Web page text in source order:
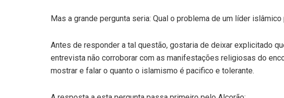
Mas a grande pergunta seria: Qual o problema de um líder
Antes de responder a tal questão, gostaria de deixar explicitado
entrevista não corroborar com as manifestações religiosas do
mostrar e falar o quanto o islamismo é pacifico e tolerante.